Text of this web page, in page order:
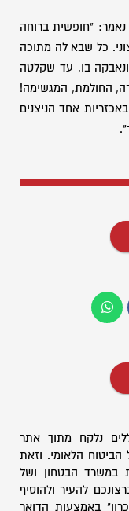
"חופשית ברוחה
כל שבא לה מתוכה
בו, עד שקלטה
החולמת, המגשימה!
אחד הניצנים
נלקח מתוך אתר
הביטוח הלאומי. וזאת
במשרד הבטחון ושל
להעיר ולהוסיף
באמצעות הדואר